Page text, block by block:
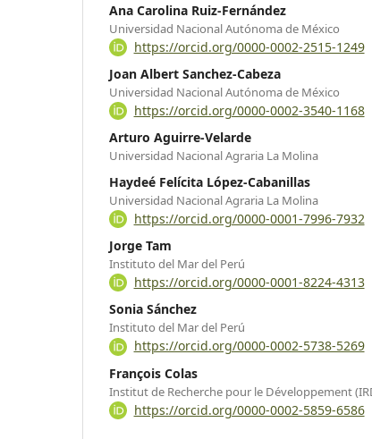
Ana Carolina Ruiz-Fernández
Universidad Nacional Autónoma de México
https://orcid.org/0000-0002-2515-1249
Joan Albert Sanchez-Cabeza
Universidad Nacional Autónoma de México
https://orcid.org/0000-0002-3540-1168
Arturo Aguirre-Velarde
Universidad Nacional Agraria La Molina
Haydeé Felícita López-Cabanillas
Universidad Nacional Agraria La Molina
https://orcid.org/0000-0001-7996-7932
Jorge Tam
Instituto del Mar del Perú
https://orcid.org/0000-0001-8224-4313
Sonia Sánchez
Instituto del Mar del Perú
https://orcid.org/0000-0002-5738-5269
François Colas
Institut de Recherche pour le Développement
https://orcid.org/0000-0002-5859-6586